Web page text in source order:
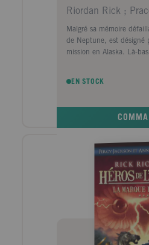
Riordan Rick ;
Malgré sa mémoire
de Neptune, est désigné
mission en Alaska. Là-
Percy doit une fois
EN STOCK